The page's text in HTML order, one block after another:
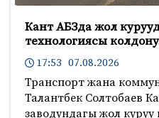
Кант АБЗда жол
технологиясы
17:53 07.08.2026
Транспорт жана
Талантбек Солтобаев
заводундагы жол